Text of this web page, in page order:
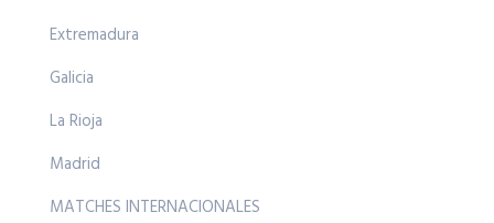
Extremadura
Galicia
La Rioja
Madrid
MATCHES INTERNACIONALES